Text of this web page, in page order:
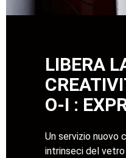
LIBERA
O-I :
Un servizio nuovo
intrinseci del vetro